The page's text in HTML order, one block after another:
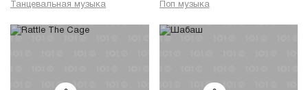
Танцевальная музыка
Поп музыка